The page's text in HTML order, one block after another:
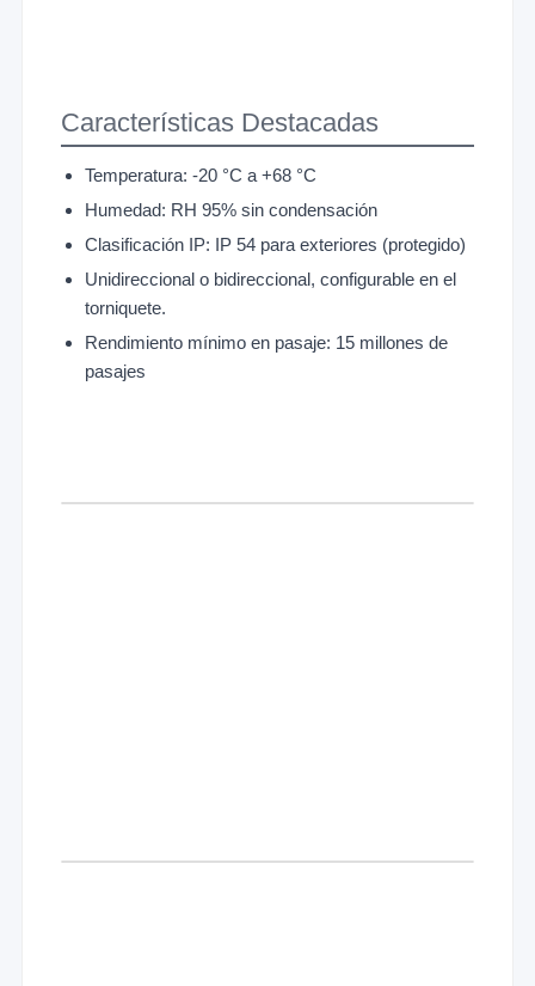
Características Destacadas
Temperatura: -20 °C a +68 °C
Humedad: RH 95% sin condensación
Clasificación IP: IP 54 para exteriores (protegido)
Unidireccional o bidireccional, configurable en el
torniquete.
Rendimiento mínimo en pasaje: 15 millones de
pasajes